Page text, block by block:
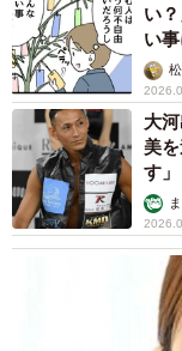
い
い
大
美
す」